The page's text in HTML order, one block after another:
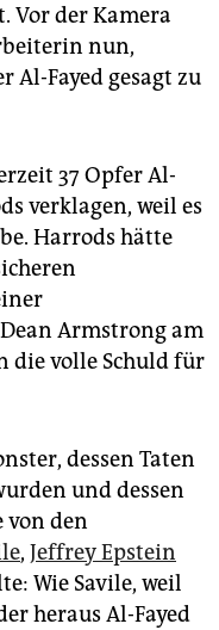
der Kamera
nun,
Al-Fayed gesagt zu
37 Opfer Al-
verklagen, weil es
Harrods hätte
Armstrong am
die volle Schuld für
dessen Taten
und dessen
von den
, Jeffrey Epstein
Wie Savile, weil
heraus Al-Fayed